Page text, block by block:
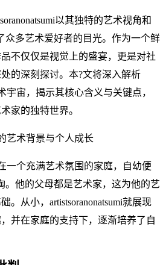
以其独特的艺术视角和
众多艺术爱好者的目光。作为一个鲜
不仅仅是视觉上的盛宴，更是对社
的深刻探讨。本?文将深入解析
宇宙，揭示其核心含义与关键点，
家的独特世界。
艺术背景与个人成长
一个充满艺术氛围的家庭，自幼便
。他的父母都是艺术家，这为他的艺
。从小，artistsoranonatsumi就展现
并在家庭的支持下，逐渐培养了自